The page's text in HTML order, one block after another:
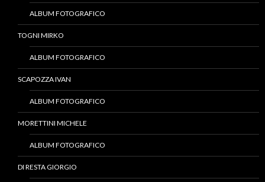
ALBUM FOTOGRAFICO
TOGNI MIRKO
ALBUM FOTOGRAFICO
SCAPOZZA IVAN
ALBUM FOTOGRAFICO
MORETTINI MICHELE
ALBUM FOTOGRAFICO
DI RESTA GIORGIO